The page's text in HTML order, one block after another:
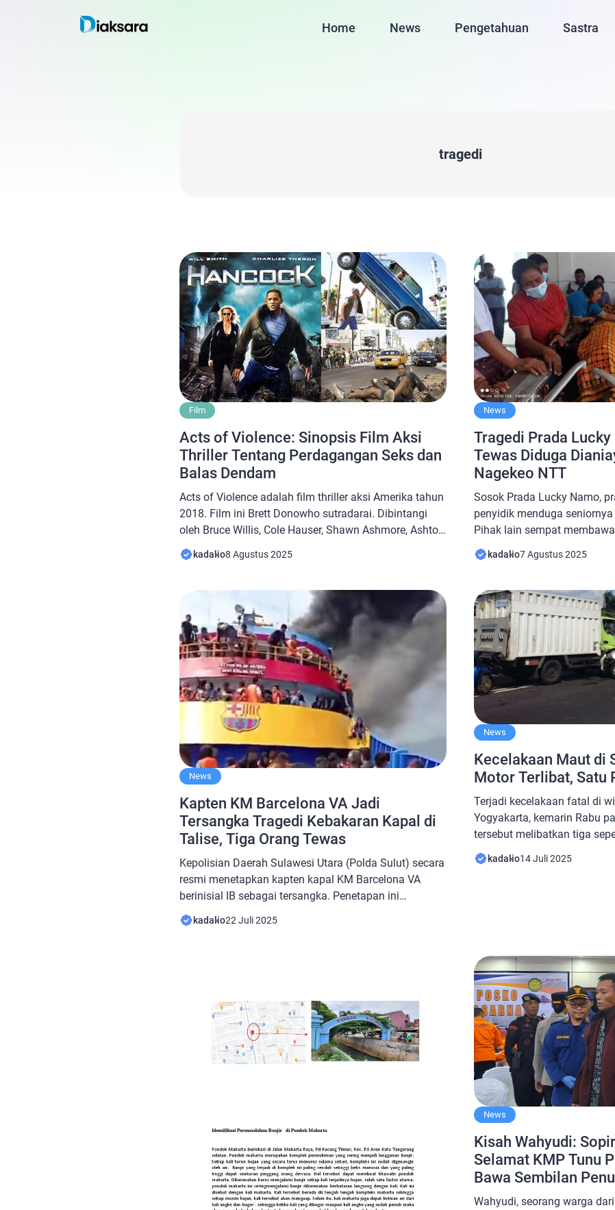
Home News Pengetahuan Sastra
tragedi
Film
Acts of Violence: Sinopsis Film Aksi
Thriller Tentang Perdagangan Seks dan
Balas Dendam
Acts of Violence adalah film thriller aksi Amerika tahun
2018. Film ini Brett Donowho sutradarai. Dibintangi
oleh Bruce Willis, Cole Hauser, Shawn Ashmore, Ashton
Holmes, Melissa Bolona, Sophia Bush, dan Mike Epps.
Nicolas Aaron Mezzanatto menulis naskahnya. Alur
pada kehidupan McGregor bersaudara di Cleveland.
Dua bersaudara, […]
kadalio8 Agustus 2025
News
Tragedi Prada Lucky
Tewas Diduga
Nagekeo NTT
Sosok Prada Lucky Namo,
penyidik menduga
Pihak lain sempat
Ruang IGD RSUD Aeramo,
sayang, setelah petugas
pada Rabu (6/8/2025)
Lucky Namo
menjalani […]
kadalio7 Agustus 2025
News
Kapten KM Barcelona VA Jadi
Tersangka Tragedi Kebakaran Kapal di
Talise, Tiga Orang Tewas
Kepolisian Daerah Sulawesi Utara (Polda Sulut) secara
resmi menetapkan kapten kapal KM Barcelona VA
berinisial IB sebagai tersangka. Penetapan ini
menyusul tragedi kebakaran kapal di perairan Talise,
Minggu (20/7/2025). Peristiwa ini menewaskan tiga
kadalio22 Juli 2025
News
Kecelakaan Maut di
Motor Terlibat, Satu
Terjadi kecelakaan fatal di
Yogyakarta, kemarin Rabu
tersebut melibatkan tiga
mematikan tersebut
meninggal dunia. Bencana
kadalio14 Juli 2025
News
Kisah Wahyudi:
Selamat KMP Tunu
Bawa Sembilan
Wahyudi, seorang warga